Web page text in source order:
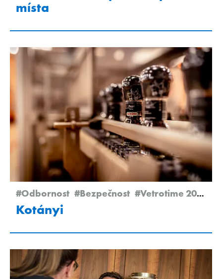
místa
#Odbornost #Bezpečnost #Vetrotime 2023
Kotányi